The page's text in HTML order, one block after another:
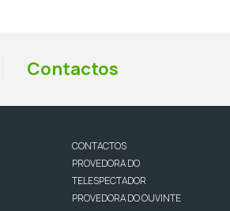
Contactos
CONTACTOS
PROVEDORA DO
TELESPECTADOR
PROVEDORA DO OUVINTE